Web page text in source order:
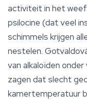
activiteit in het
psilocine (dat veel
schimmels krijgen
nestelen.
van alkaloïden
zagen dat slecht
kamertemperatuur